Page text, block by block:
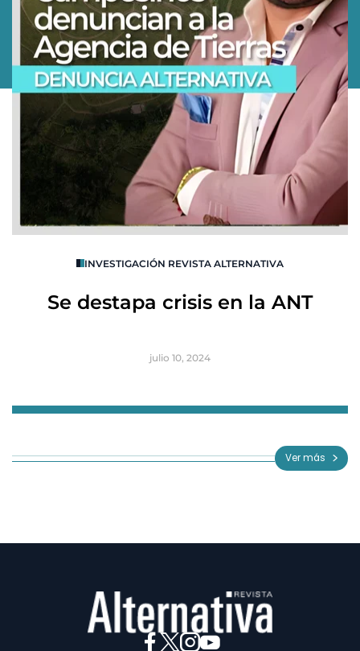
INVESTIGACIÓN REVISTA ALTERNATIVA
Se destapa crisis en la ANT
julio 10, 2024
3
Ver más